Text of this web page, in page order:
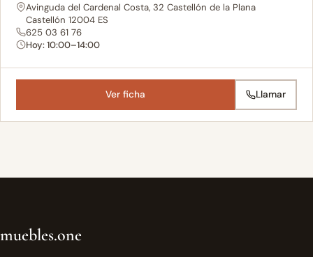
Avinguda del Cardenal Costa, 32 Castellón de la Plana
Castellón 12004 ES
625 03 61 76
Hoy: 10:00–14:00
Ver ficha Llamar
muebles.one